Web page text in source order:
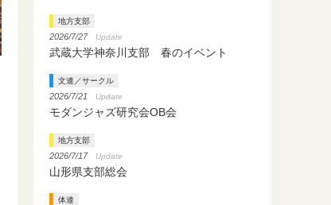
地方支部
2026/7/27 Update
武蔵大学神奈川支部 春のイベント
文連／サークル
2026/7/21 Update
モダンジャズ研究会OB会
地方支部
2026/7/17 Update
山形県支部総会
体連